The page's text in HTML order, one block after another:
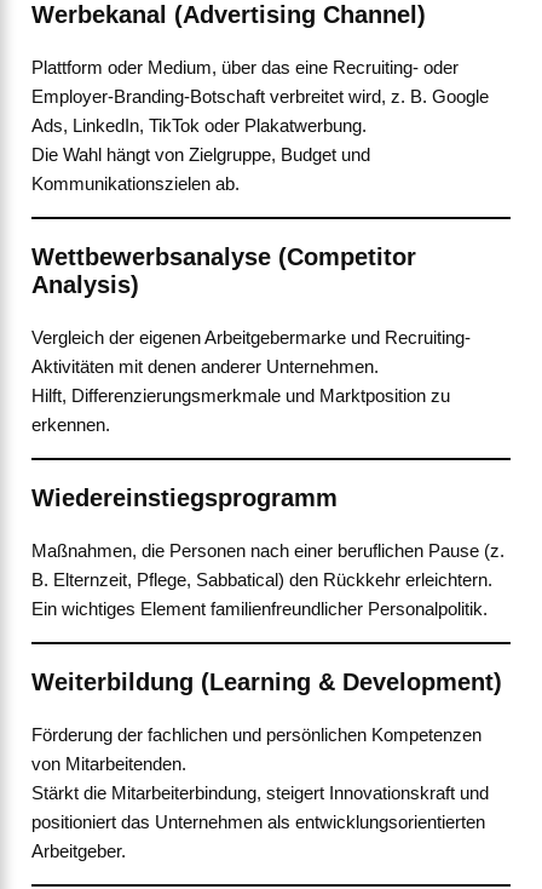
Werbekanal (Advertising Channel)
Plattform oder Medium, über das eine Recruiting- oder
Employer-Branding-Botschaft verbreitet wird, z. B. Google
Ads, LinkedIn, TikTok oder Plakatwerbung.
Die Wahl hängt von Zielgruppe, Budget und
Kommunikationszielen ab.
Wettbewerbsanalyse (Competitor
Analysis)
Vergleich der eigenen Arbeitgebermarke und Recruiting-
Aktivitäten mit denen anderer Unternehmen.
Hilft, Differenzierungsmerkmale und Marktposition zu
erkennen.
Wiedereinstiegsprogramm
Maßnahmen, die Personen nach einer beruflichen Pause (z.
B. Elternzeit, Pflege, Sabbatical) den Rückkehr erleichtern.
Ein wichtiges Element familienfreundlicher Personalpolitik.
Weiterbildung (Learning & Development)
Förderung der fachlichen und persönlichen Kompetenzen
von Mitarbeitenden.
Stärkt die Mitarbeiterbindung, steigert Innovationskraft und
positioniert das Unternehmen als entwicklungsorientierten
Arbeitgeber.